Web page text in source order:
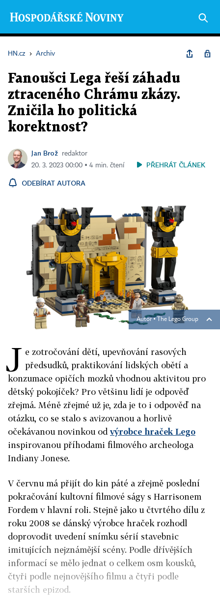
HN.cz › Archiv
Fanoušci Lega řeší záhadu
ztraceného Chrámu zkázy.
Zničila ho politická
korektnost?
Jan Brož
redaktor
20. 3. 2023 00:00 ▪ 4 min. čtení
PŘEHRÁT ČLÁNEK
ODEBÍRAT AUTORA
Autor ▪ The Lego Group
J e zotročování dětí, upevňování rasových
předsudků, praktikování lidských obětí a
konzumace opičích mozků vhodnou aktivitou pro
dětský pokojíček? Pro většinu lidí je odpověď
zřejmá. Méně zřejmé už je, zda je to i odpověď na
otázku, co se stalo s avizovanou a horlivě
očekávanou novinkou odvýrobce hraček Lego
inspirovanou příhodami filmového archeologa
Indiany Jonese.
V červnu má přijít do kin páté a zřejmě poslední
pokračování kultovní filmové ságy s Harrisonem
Fordem v hlavní roli. Stejně jako u čtvrtého dílu z
roku 2008 se dánský výrobce hraček rozhodl
doprovodit uvedení snímku sérií stavebnic
imitujících nejznámější scény. Podle dřívějších
informací se mělo jednat o celkem osm kousků,
čtyři podle nejnovějšího filmu a čtyři podle
starších epizod.